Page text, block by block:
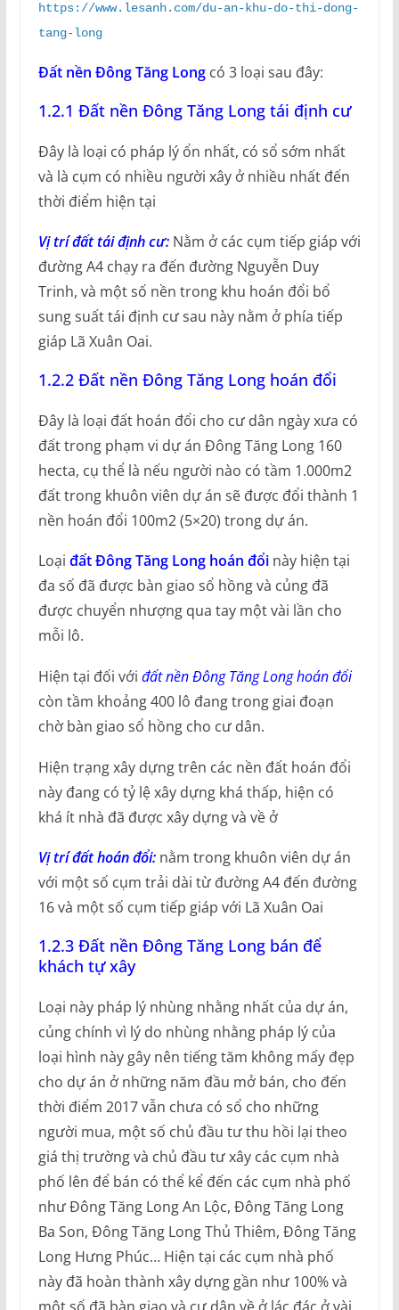
https://www.lesanh.com/du-an-khu-do-thi-dong-
tang-long
Đất nền Đông Tăng Longcó 3 loại sau đây:
1.2.1 Đất nền Đông Tăng Long tái định cư
Đây là loại có pháp lý ổn nhất, có sổ sớm nhất
và là cụm có nhiều người xây ở nhiều nhất đến
thời điểm hiện tại
Vị trí đất tái định cư:Nằm ở các cụm tiếp giáp với
đường A4 chạy ra đến đường Nguyễn Duy
Trinh, và một số nền trong khu hoán đổi bổ
sung suất tái định cư sau này nằm ở phía tiếp
giáp Lã Xuân Oai.
1.2.2 Đất nền Đông Tăng Long hoán đổi
Đây là loại đất hoán đổi cho cư dân ngày xưa có
đất trong phạm vi dự án Đông Tăng Long 160
hecta, cụ thể là nếu người nào có tầm 1.000m2
đất trong khuôn viên dự án sẽ được đổi thành 1
nền hoán đổi 100m2 (5×20) trong dự án.
Loại đất Đông Tăng Long hoán đổinày hiện tại
đa số đã được bàn giao sổ hồng và củng đã
được chuyển nhượng qua tay một vài lần cho
mỗi lô.
Hiện tại đối với đất nền Đông Tăng Long hoán đổi
còn tầm khoảng 400 lô đang trong giai đoạn
chờ bàn giao sổ hồng cho cư dân.
Hiện trạng xây dựng trên các nền đất hoán đổi
này đang có tỷ lệ xây dựng khá thấp, hiện có
khá ít nhà đã được xây dựng và về ở
Vị trí đất hoán đổi: nằm trong khuôn viên dự án
với một số cụm trải dài từ đường A4 đến đường
16 và một số cụm tiếp giáp với Lã Xuân Oai
1.2.3 Đất nền Đông Tăng Long bán để
khách tự xây
Loại này pháp lý nhùng nhằng nhất của dự án,
củng chính vì lý do nhùng nhằng pháp lý của
loại hình này gây nên tiếng tăm không mấy đẹp
cho dự án ở những năm đầu mở bán, cho đến
thời điểm 2017 vẫn chưa có sổ cho những
người mua, một số chủ đầu tư thu hồi lại theo
giá thị trường và chủ đầu tư xây các cụm nhà
phố lên để bán có thể kể đến các cụm nhà phố
như Đông Tăng Long An Lộc, Đông Tăng Long
Ba Son, Đông Tăng Long Thủ Thiêm, Đông Tăng
Long Hưng Phúc… Hiện tại các cụm nhà phố
này đã hoàn thành xây dựng gần như 100% và